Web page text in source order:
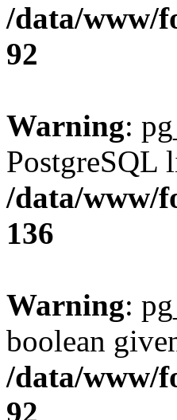
/data/www/
92
Warning:
PostgreSQL
/data/www/
136
Warning:
boolean
/data/www/
92